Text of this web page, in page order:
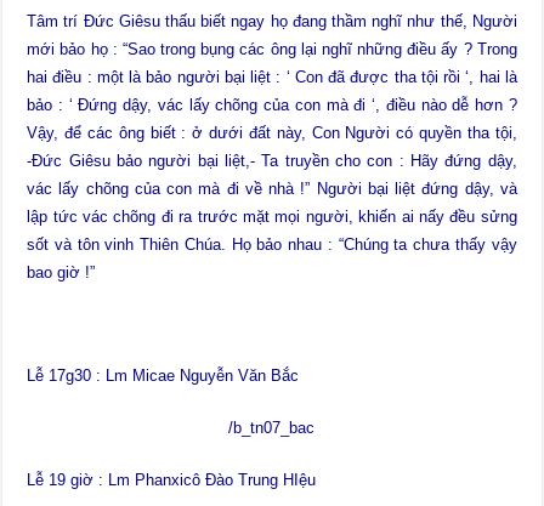
Tâm trí Đức Giêsu thấu biết ngay họ đang thầm nghĩ như thế, Người
mới bảo họ : “Sao trong bụng các ông lại nghĩ những điều ấy ? Trong
hai điều : một là bảo người bại liệt : ‘ Con đã được tha tội rồi ‘, hai là
bảo : ‘ Đứng dậy, vác lấy chõng của con mà đi ‘, điều nào dễ hơn ?
Vậy, để các ông biết : ở dưới đất này, Con Người có quyền tha tội,
-Đức Giêsu bảo người bại liệt,- Ta truyền cho con : Hãy đứng dậy,
vác lấy chõng của con mà đi về nhà !” Người bại liệt đứng dậy, và
lập tức vác chõng đi ra trước mặt mọi người, khiến ai nấy đều sửng
sốt và tôn vinh Thiên Chúa. Họ bảo nhau : “Chúng ta chưa thấy vậy
bao giờ !”
Lễ 17g30 : Lm Micae Nguyễn Văn Bắc
/b_tn07_bac
Lễ 19 giờ : Lm Phanxicô Đào Trung HIệu